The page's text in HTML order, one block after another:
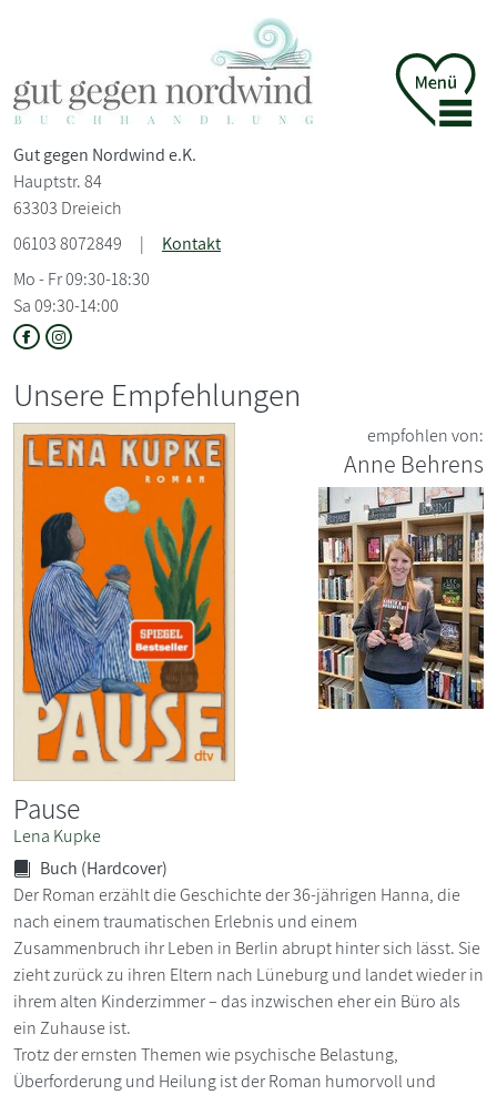
Gut gegen Nordwind e.K.
Hauptstr. 84
63303 Dreieich
06103 8072849
|
Kontakt
Mo - Fr 09:30-18:30
Sa 09:30-14:00
Unsere Empfehlungen
empfohlen von:
Anne Behrens
Pause
Lena Kupke
Buch (Hardcover)
Der Roman erzählt die Geschichte der 36-jährigen Hanna, die
nach einem traumatischen Erlebnis und einem
Zusammenbruch ihr Leben in Berlin abrupt hinter sich lässt. Sie
zieht zurück zu ihren Eltern nach Lüneburg und landet wieder in
ihrem alten Kinderzimmer – das inzwischen eher ein Büro als
ein Zuhause ist.
Trotz der ernsten Themen wie psychische Belastung,
Überforderung und Heilung ist der Roman humorvoll und